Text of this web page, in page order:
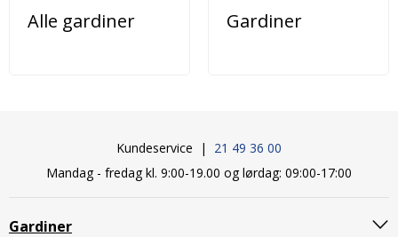
Alle gardiner Gardiner
Kundeservice | 21 49 36 00
Mandag - fredag kl. 9:00-19.00 og lørdag: 09:00-17:00
Gardiner